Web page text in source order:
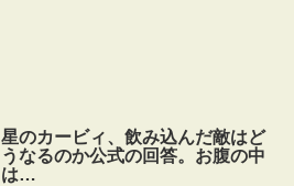
星のカービィ、飲み込んだ敵はど
うなるのか公式の回答。お腹の中
は…